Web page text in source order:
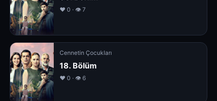
❤️ 0 · 👁 7
Cennetin Çocukları
18. Bölüm
❤️ 0 · 👁 6